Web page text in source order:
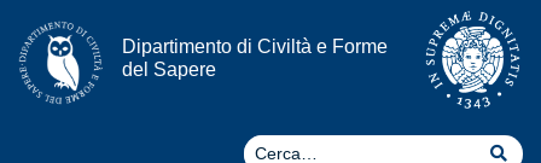
Vai al contenuto
Dipartimento di Civiltà e Forme
del Sapere